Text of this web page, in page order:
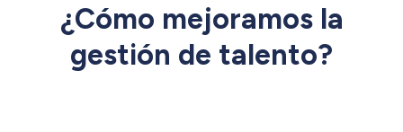
¿Cómo mejoramos la
gestión de talento?